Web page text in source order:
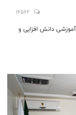
12562
دانش افزایی و